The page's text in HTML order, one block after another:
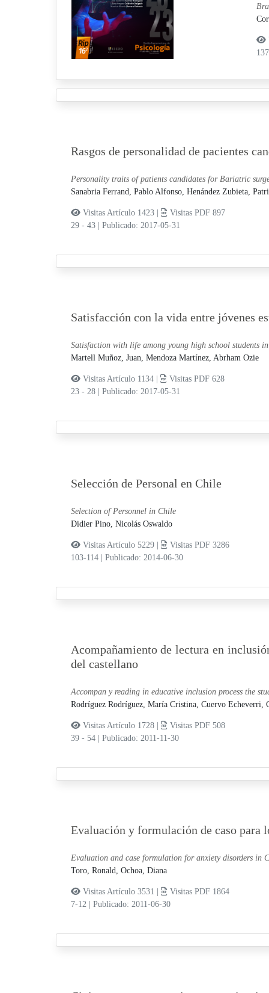
Rasgos de personalidad de pacientes
Personality traits of patients candidates for Bariatric
Sanabria Ferrand, Pablo Alfonso, Henández Zubieta,
Visitas Artículo 1423 |
Visitas PDF 897
29 - 43 | Publicado: 2017-05-31
Satisfacción con la vida entre jóvenes
Satisfaction with life among young high school students
Martell Muñoz, Juan, Mendoza Martínez, Abrham Ozie
Visitas Artículo 1134 |
Visitas PDF 628
23 - 28 | Publicado: 2017-05-31
Selección de Personal en Chile
Selection of Personnel in Chile
Didier Pino, Nicolás Oswaldo
Visitas Artículo 5229 |
Visitas PDF 3286
103-114 | Publicado: 2014-06-30
Acompañamiento de lectura en
del castellano
Accompan y reading in educative inclusion process the
Rodríguez Rodríguez, María Cristina, Cuervo Echeverri,
Visitas Artículo 1728 |
Visitas PDF 508
39 - 54 | Publicado: 2011-11-30
Evaluación y formulación de caso para
Evaluation and case formulation for anxiety disorders in
Toro, Ronald, Ochoa, Diana
Visitas Artículo 3531 |
Visitas PDF 1864
7-12 | Publicado: 2011-06-30